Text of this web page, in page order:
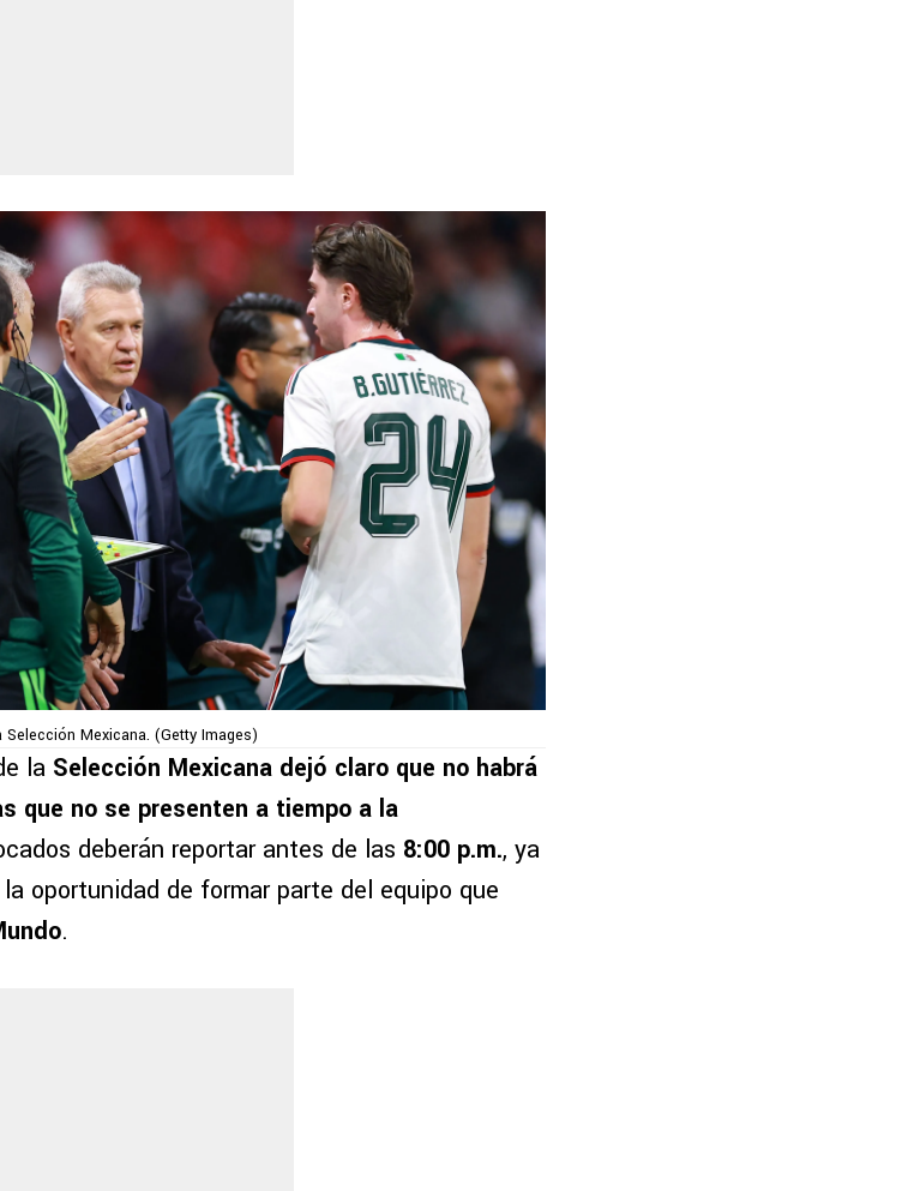
Mexicana. (Getty Images)
la Selección Mexicana dejó claro que no habrá
que no se presenten a tiempo a la
deberán reportar antes de las 8:00 p.m., ya
oportunidad de formar parte del equipo que
.